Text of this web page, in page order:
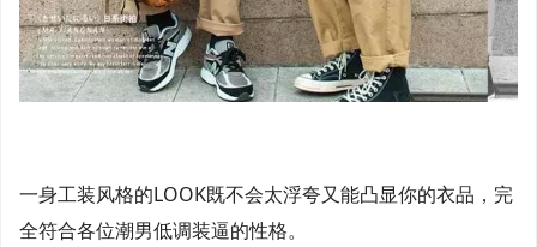
一身工装风格的LOOK既不会太浮夸又能凸显你的衣品，完
全符合各位潮男低调装逼的性格。